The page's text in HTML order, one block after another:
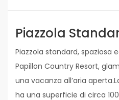
Piazzola
Piazzola standard, spaziosa
Papillon Country Resort,
una vacanza all’aria
ha una superficie di circa